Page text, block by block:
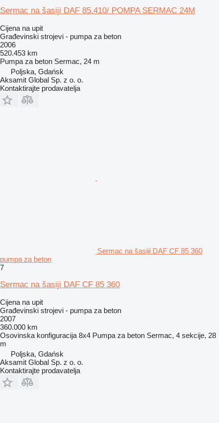
Sermac na šasiji DAF 85.410/ POMPA SERMAC 24M
Cijena na upit
Građevinski strojevi - pumpa za beton
2006
520.453 km
Pumpa za beton Sermac, 24 m
Poljska, Gdańsk
Aksamit Global Sp. z o. o.
Kontaktirajte prodavatelja
Sermac na šasiji DAF CF 85 360
pumpa za beton
7
Sermac na šasiji DAF CF 85 360
Cijena na upit
Građevinski strojevi - pumpa za beton
2007
360.000 km
Osovinska konfiguracija 8x4 Pumpa za beton Sermac, 4 sekcije, 28
m
Poljska, Gdańsk
Aksamit Global Sp. z o. o.
Kontaktirajte prodavatelja